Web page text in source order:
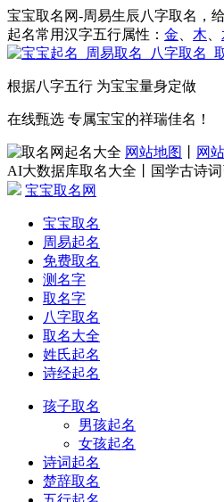
宝宝取名网-周易生辰八字取名，
起名常用汉字五行属性： 金 木
根据八字五行 为宝宝量身定做
在线甄选 专属宝宝的祥瑞佳名！
网站地图 网
AI大数据库取名大全丨国学古诗
宝宝取名网
宝宝取名
周易起名
免费取名
测名字
取名字
八字取名
取名大全
姓氏起名
诗经起名
孩子取名
男孩起名
女孩起名
诗词起名
楚辞取名